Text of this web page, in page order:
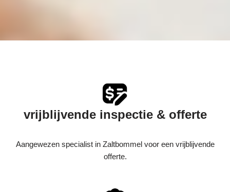
vrijblijvende inspectie & offerte
Aangewezen specialist in Zaltbommel voor een vrijblijvende
offerte.